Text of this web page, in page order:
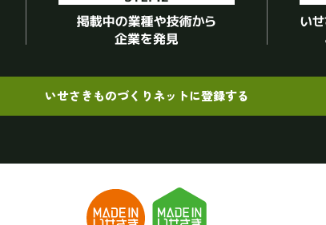
いせさきものづくりネットに登録する